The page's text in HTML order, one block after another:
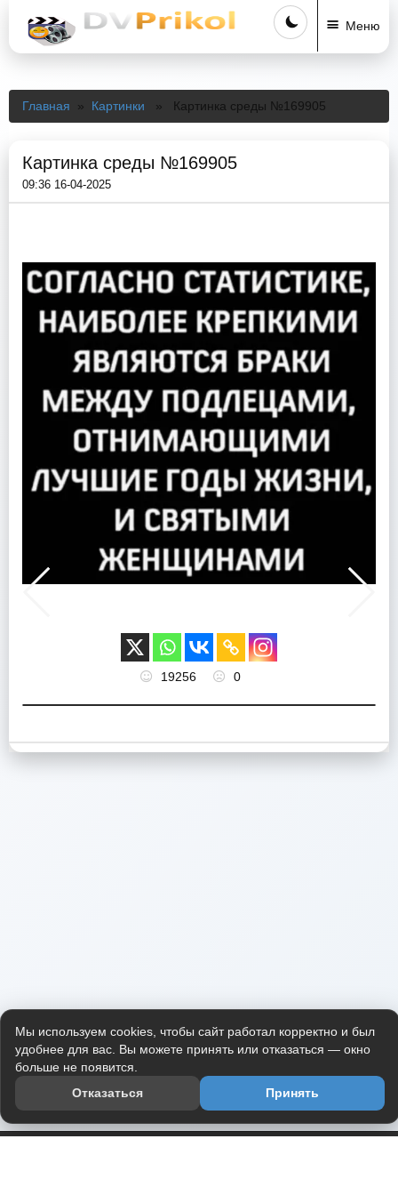
Меню
Главная » Картинки » Картинка среды №169905
Картинка среды №169905
09:36 16-04-2025
19256 0
Мы используем cookies, чтобы сайт работал корректно и был
удобнее для вас. Вы можете принять или отказаться — окно
больше не появится.
Отказаться
Принять